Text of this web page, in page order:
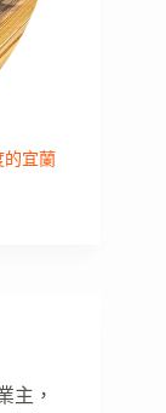
的宜蘭
主，